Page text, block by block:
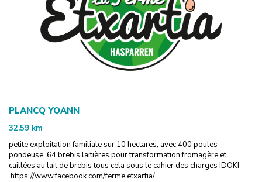
PLANCQ YOANN
32.59 km
petite exploitation familiale sur 10 hectares, avec 400 poules
pondeuse, 64 brebis laitières pour transformation fromagère et
caillées au lait de brebis tous cela sous le cahier des charges IDOKI
.https://www.facebook.com/ferme.etxartia/